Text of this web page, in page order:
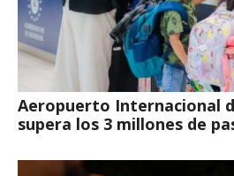
Aeropuerto Internacional
supera los 3 millones de